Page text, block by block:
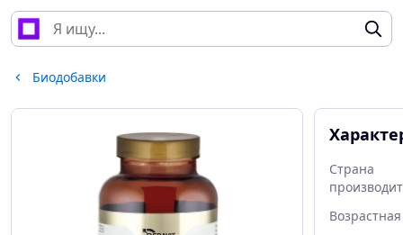
Биодобавки
Страна